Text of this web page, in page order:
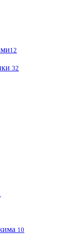
12
32
10